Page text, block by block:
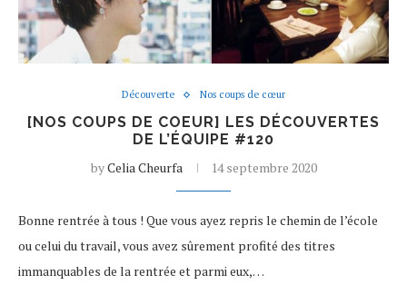
Découverte Nos coups de cœur
[NOS COUPS DE COEUR] LES DÉCOUVERTES
DE L’ÉQUIPE #120
byCelia Cheurfa 14 septembre 2020
Bonne rentrée à tous ! Que vous ayez repris le chemin de l’école
ou celui du travail, vous avez sûrement profité des titres
immanquables de la rentrée et parmi eux,…